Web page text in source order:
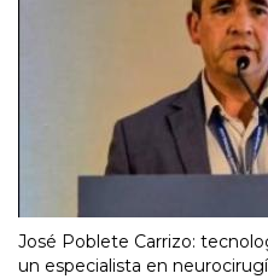
José Poblete Carrizo:
un especialista en